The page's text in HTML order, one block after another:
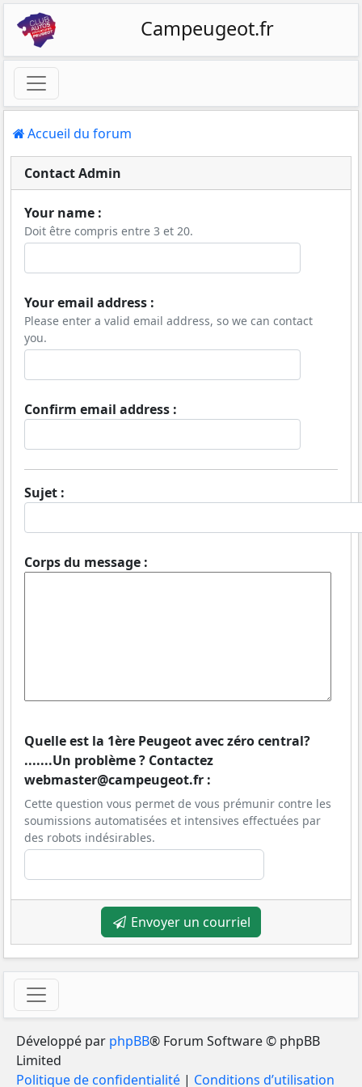
Campeugeot.fr
Accueil du forum
Contact Admin
Your name :
Doit être compris entre 3 et 20.
Your email address :
Please enter a valid email address, so we can contact
you.
Confirm email address :
Sujet :
Corps du message :
Quelle est la 1ère Peugeot avec zéro central?
.......Un problème ? Contactez
webmaster@campeugeot.fr :
Cette question vous permet de vous prémunir contre les
soumissions automatisées et intensives effectuées par
des robots indésirables.
Envoyer un courriel
Développé par phpBB® Forum Software © phpBB
Limited
Politique de confidentialité | Conditions d’utilisation